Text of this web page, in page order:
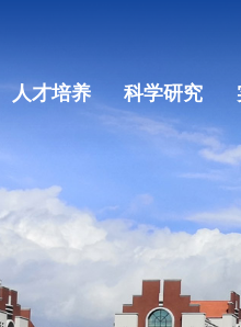
人才培养 科学研究